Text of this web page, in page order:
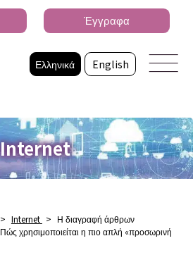
Ελληνικά English
Έγγραφα
Internet
> Internet > Η διαγραφή άρθρων
χρησιμοποιείται η πιο απλή «προσωρινή